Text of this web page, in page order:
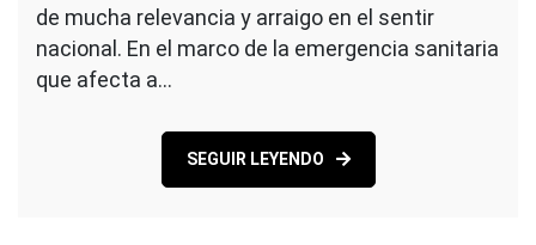
de mucha relevancia y arraigo en el sentir
nacional. En el marco de la emergencia sanitaria
que afecta a…
SEGUIR LEYENDO